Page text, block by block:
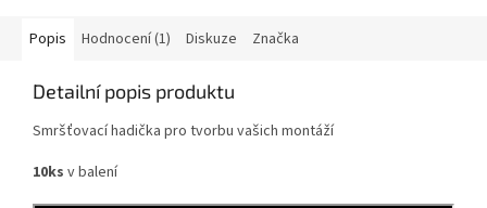
Popis Hodnocení (1) Diskuze Značka
Detailní popis produktu
Smršťovací hadička pro tvorbu vašich montáží
10ks v balení